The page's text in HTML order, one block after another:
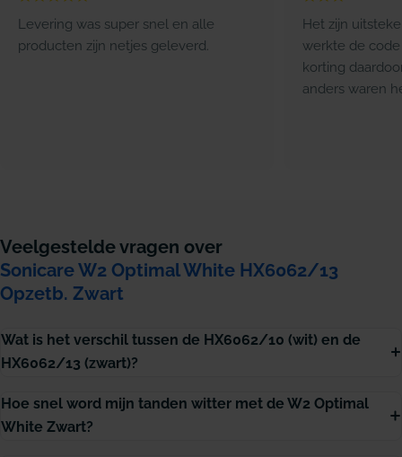
Levering was super snel en alle
producten zijn netjes geleverd.
Het zijn
werkte de code
korting
anders waren
Veelgestelde vragen over
Sonicare W2 Optimal White HX6062/13
Opzetb. Zwart
Wat is het verschil tussen de HX6062/10 (wit) en de
HX6062/13 (zwart)?
Hoe snel word mijn tanden witter met de W2 Optimal
White Zwart?